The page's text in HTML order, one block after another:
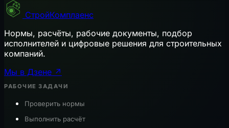
СтройКомплаенс
Нормы, расчёты, рабочие документы, подбор
исполнителей и цифровые решения для строительных
компаний.
Мы в Дзене ↗
РАБОЧИЕ ЗАДАЧИ
Проверить нормы
Выполнить расчёт